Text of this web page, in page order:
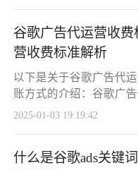
以可点击的电话号码作
告主的业务。动态搜索
谷歌广告代运营收
营收费标准解析
以下是关于谷歌广告代
账方式的介绍：谷歌广
一次性费用，金额从几
金额，并收取一定比例的
2025-01-03 19:19:42
什么是谷歌ads关键